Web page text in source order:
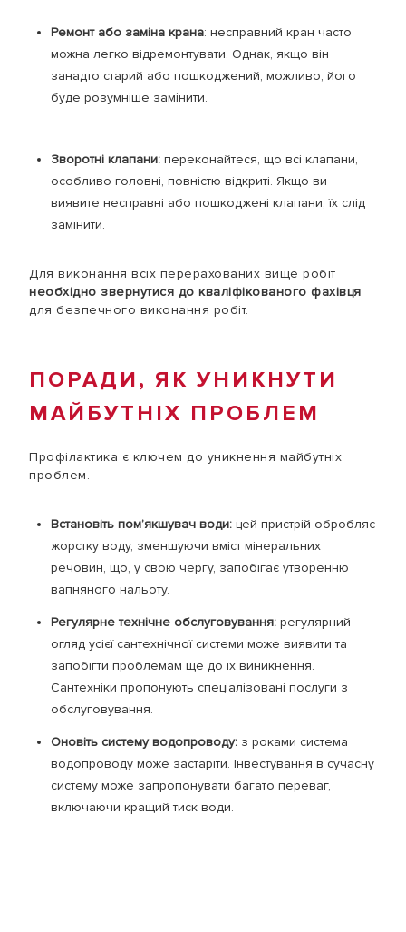
Ремонт або заміна крана: несправний кран часто
можна легко відремонтувати. Однак, якщо він
занадто старий або пошкоджений, можливо, його
буде розумніше замінити.
Зворотні клапани: переконайтеся, що всі клапани,
особливо головні, повністю відкриті. Якщо ви
виявите несправні або пошкоджені клапани, їх слід
замінити.
Для виконання всіх перерахованих вище робіт
необхідно звернутися до кваліфікованого фахівця
для безпечного виконання робіт.
ПОРАДИ, ЯК УНИКНУТИ
МАЙБУТНІХ ПРОБЛЕМ
Профілактика є ключем до уникнення майбутніх
проблем.
Встановіть пом’якшувач води: цей пристрій обробляє
жорстку воду, зменшуючи вміст мінеральних
речовин, що, у свою чергу, запобігає утворенню
вапняного нальоту.
Регулярне технічне обслуговування: регулярний
огляд усієї сантехнічної системи може виявити та
запобігти проблемам ще до їх виникнення.
Сантехніки пропонують спеціалізовані послуги з
обслуговування.
Оновіть систему водопроводу: з роками система
водопроводу може застаріти. Інвестування в сучасну
систему може запропонувати багато переваг,
включаючи кращий тиск води.